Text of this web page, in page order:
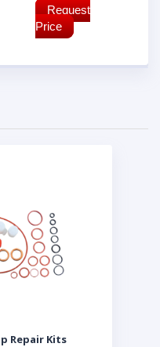
Request
Price
Repair Kits